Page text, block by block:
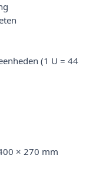
(1 U = 44
× 270 mm